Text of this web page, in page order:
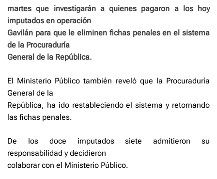
martes que investigarán a quienes pagaron a los hoy
imputados en operación
Gavilán para que le eliminen fichas penales en el sistema
de la Procuraduría
General de la República.
El Ministerio Público también reveló que la Procuraduría
General de la
República, ha ido restableciendo el sistema y retornando
las fichas penales.
De los doce imputados siete admitieron su
responsabilidad y decidieron
colaborar con el Ministerio Público.